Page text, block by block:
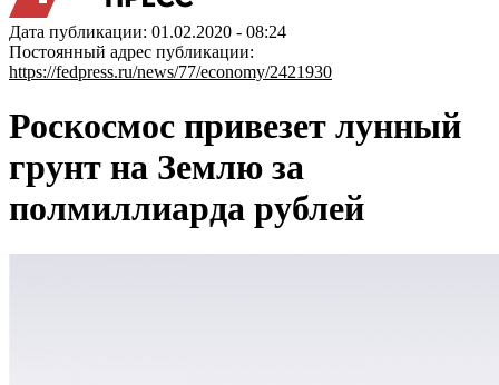
Дата публикации: 01.02.2020 - 08:24
Постоянный адрес публикации:
https://fedpress.ru/news/77/economy/2421930
Роскосмос привезет лунный
грунт на Землю за
полмиллиарда рублей